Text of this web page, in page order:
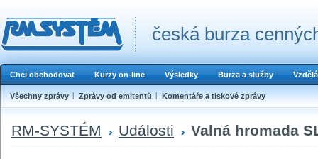
česká burza
Chci obchodovat Kurzy on-line Výsledky Burza a služby
Všechny zprávy Zprávy od emitentů Komentáře a tiskové zprávy
RM-SYSTÉM Události Valná hromada